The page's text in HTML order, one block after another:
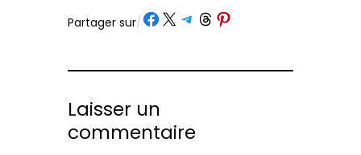
Partager sur/ Partager sur Facebook
Partager sur X Partager sur Telegram
Partager sur Threads
Partager sur Pinterest
Laisser un
commentaire